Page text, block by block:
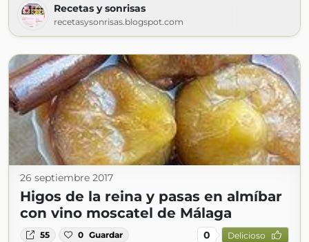
Recetas y sonrisas
recetasysonrisas.blogspot.com
26 septiembre 2017
Higos de la reina y pasas en almíbar
con vino moscatel de Málaga
55 0 Guardar 0 Delicioso